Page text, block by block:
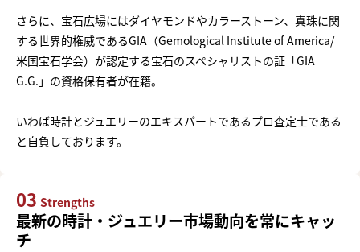
さらに、宝石広場にはダイヤモンドやカラーストーン、真珠に関
する世界的権威であるGIA（Gemological Institute of America/
米国宝石学会）が認定する宝石のスペシャリストの証「GIA
G.G.」の資格保有者が在籍。
いわば時計とジュエリーのエキスパートであるプロ査定士である
と自負しております。
03 Strengths
最新の時計・ジュエリー市場動向を常にキャッ
チ